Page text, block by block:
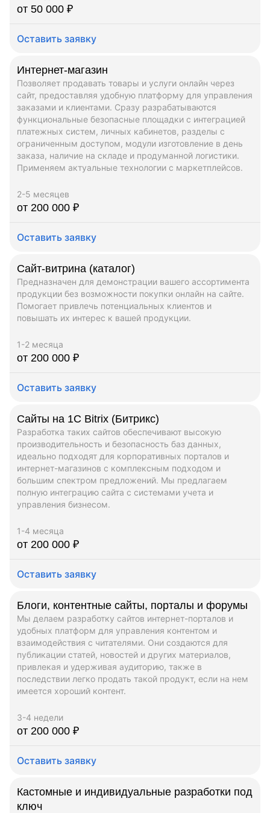
от 50 000 ₽
Оставить заявку
Интернет-магазин
Позволяет продавать товары и услуги онлайн через
сайт, предоставляя удобную платформу для управления
заказами и клиентами. Сразу разрабатываются
функциональные безопасные площадки с интеграцией
платежных систем, личных кабинетов, разделы с
ограниченным доступом, модули изготовление в день
заказа, наличие на складе и продуманной логистики.
Применяем актуальные технологии с маркетплейсов.
2-5 месяцев
от 200 000 ₽
Оставить заявку
Сайт-витрина (каталог)
Предназначен для демонстрации вашего ассортимента
продукции без возможности покупки онлайн на сайте.
Помогает привлечь потенциальных клиентов и
повышать их интерес к вашей продукции.
1-2 месяца
от 200 000 ₽
Оставить заявку
Сайты на 1C Bitrix (Битрикс)
Разработка таких сайтов обеспечивают высокую
производительность и безопасность баз данных,
идеально подходят для корпоративных порталов и
интернет-магазинов с комплексным подходом и
большим спектром предложений. Мы предлагаем
полную интеграцию сайта с системами учета и
управления бизнесом.
1-4 месяца
от 200 000 ₽
Оставить заявку
Блоги, контентные сайты, порталы и форумы
Мы делаем разработку сайтов интернет-порталов и
удобных платформ для управления контентом и
взаимодействия с читателями. Они создаются для
публикации статей, новостей и других материалов,
привлекая и удерживая аудиторию, также в
последствии легко продать такой продукт, если на нем
имеется хороший контент.
3-4 недели
от 200 000 ₽
Оставить заявку
Кастомные и индивидуальные разработки под
ключ